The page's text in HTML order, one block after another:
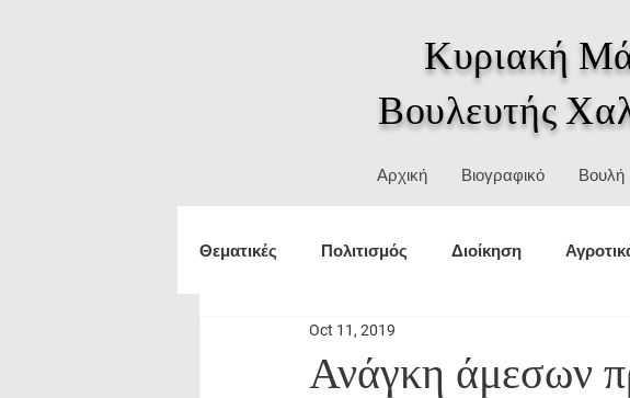
Κυριακή
Βουλευτής
Αρχική Βιογραφικό Βουλή
Θεματικές Πολιτισμός Διοίκηση
Τουρισμός εξωτερικές υποθέσεις
Ανάγκη άμεσων
Oct 11, 2019